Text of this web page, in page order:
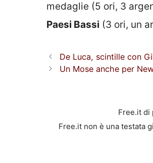
medaglie (5 ori, 3
Paesi Bassi (3 ori, un
De Luca, scintille con
Un Mose anche per
Free.it di
Free.it non è una testata